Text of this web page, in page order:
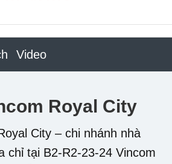
Video
Royal City
City – chi nhánh nhà
chỉ tại B2-R2-23-24 Vincom